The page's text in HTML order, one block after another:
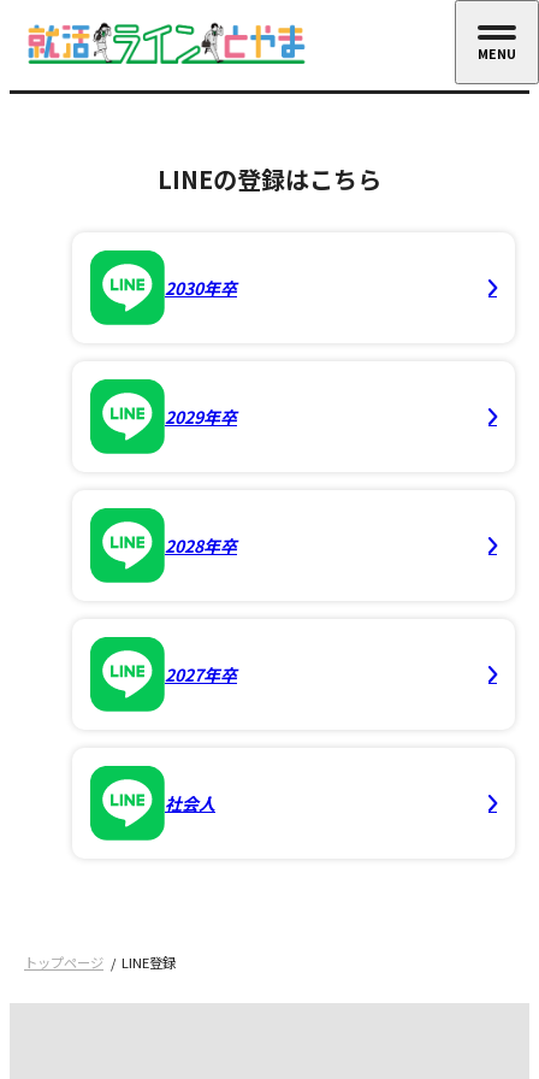
LINEの登録はこちら
2030年卒
2029年卒
2028年卒
2027年卒
社会人
トップページ LINE登録
MENU